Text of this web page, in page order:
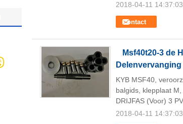
Contact
2018-04-11 14:37:03
Msf40t20-3 de
KYB MSF40,
balgids, klepplaat
DRIJFAS (Voor) 3
2018-04-11 14:37:03